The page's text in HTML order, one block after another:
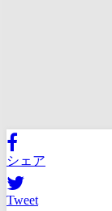
シェア
Tweet